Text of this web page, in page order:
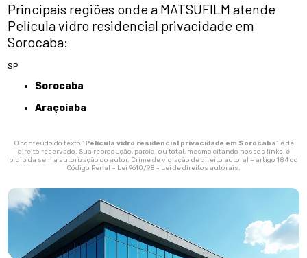
Principais regiões onde a MATSUFILM atende
Película vidro residencial privacidade em
Sorocaba:
SP
Sorocaba
Araçoiaba
O conteúdo do texto " Película vidro residencial privacidade em Sorocaba" é de
direito reservado. Sua reprodução, parcial ou total, mesmo citando nossos links, é
proibida sem a autorização do autor. Crime de violação de direito autoral – artigo 184 do
Código Penal – Lei 9610/98 - Lei de direitos autorais.